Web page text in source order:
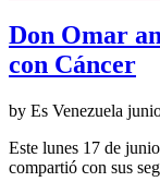
Don Omar
con Cáncer
by Es Venezuela
Este lunes 17 de
compartió con sus